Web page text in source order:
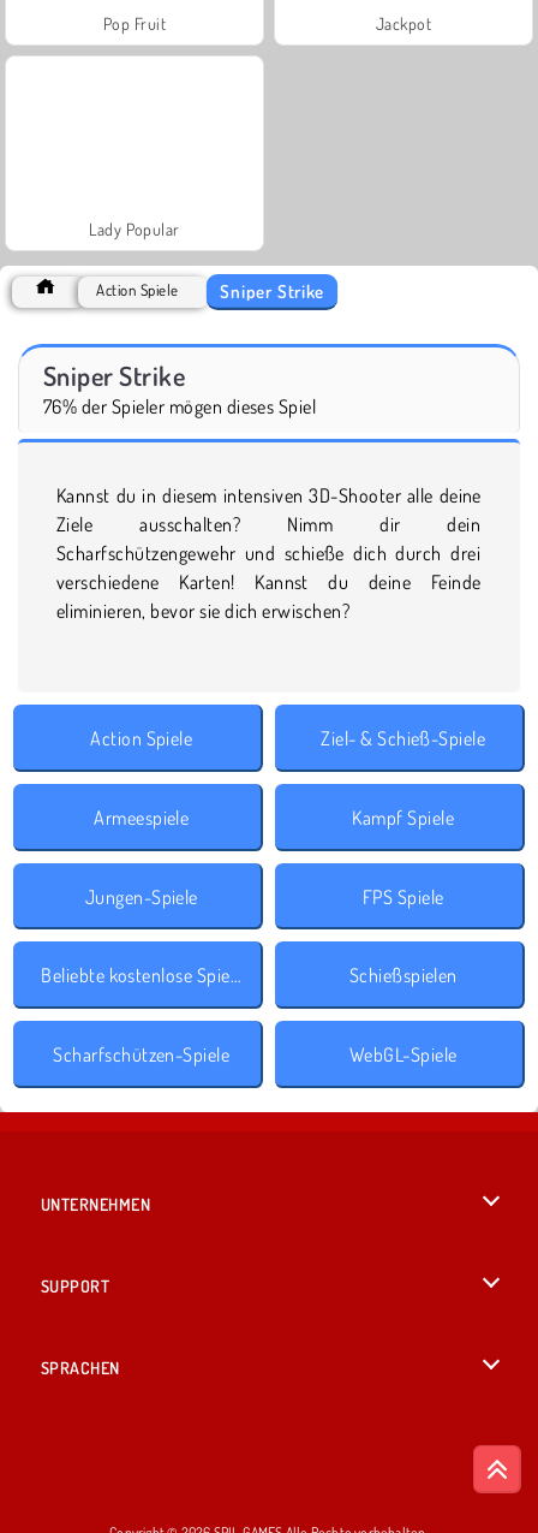
Pop Fruit Jackpot
Lady Popular
Action Spiele Sniper Strike
Sniper Strike
76% der Spieler mögen dieses Spiel
Kannst du in diesem intensiven 3D-Shooter alle deine
Ziele ausschalten? Nimm dir dein
Scharfschützengewehr und schieße dich durch drei
verschiedene Karten! Kannst du deine Feinde
eliminieren, bevor sie dich erwischen?
Action Spiele Ziel- & Schieß-Spiele
Armeespiele Kampf Spiele
Jungen-Spiele FPS Spiele
Beliebte kostenlose Spiele Schießspielen
Scharfschützen-Spiele WebGL-Spiele
UNTERNEHMEN
SUPPORT
SPRACHEN